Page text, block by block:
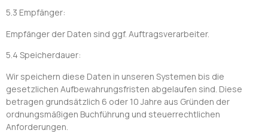
5.3 Empfänger:
Empfänger der Daten sind ggf. Auftragsverarbeiter.
5.4 Speicherdauer:
Wir speichern diese Daten in unseren Systemen bis die
gesetzlichen Aufbewahrungsfristen abgelaufen sind. Diese
betragen grundsätzlich 6 oder 10 Jahre aus Gründen der
ordnungsmäßigen Buchführung und steuerrechtlichen
Anforderungen.